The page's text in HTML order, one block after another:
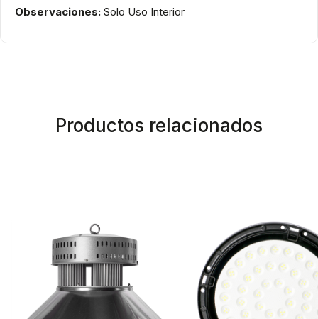
Observaciones: Solo Uso Interior
Productos relacionados